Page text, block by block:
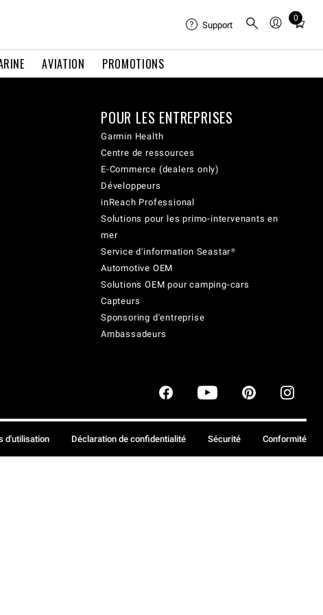
AVIATION PROMOTIONS
Support
0
Total
cart:
POUR LES ENTREPRISES
Garmin Health
Centre de ressources
E-Commerce (dealers only)
Développeurs
inReach Professional
Solutions pour les primo-intervenants en
mer
Service d'information Seastar®
Automotive OEM
Solutions OEM pour camping-cars
Capteurs
Sponsoring d'entreprise
Ambassadeurs
d'utilisation Déclaration de confidentialité Sécurité Conformité